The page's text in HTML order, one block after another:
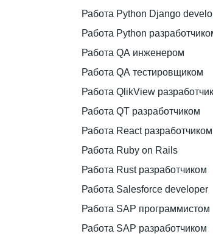
Работа Python Django
Работа Python
Работа QA инженером
Работа QA тестировщиком
Работа QlikView
Работа QT разработчиком
Работа React разработчиком
Работа Ruby on Rails
Работа Rust разработчиком
Работа Salesforce developer
Работа SAP программистом
Работа SAP разработчиком